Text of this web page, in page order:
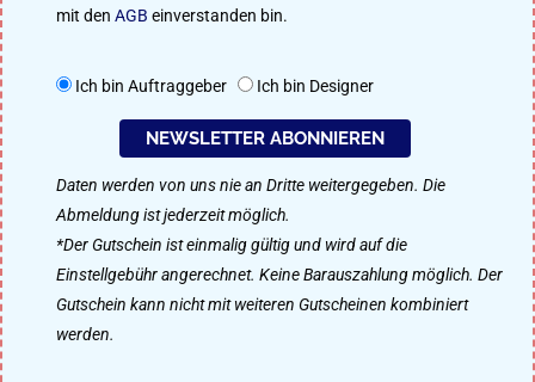
treten im kreativen Wettbewerb um das beste Ergebnis an. Perfekt
So funktioniert designenlassen.de
Als Designer mitmachen
mit den AGB einverstanden bin.
Ich bin Auftraggeber Ich bin Designer
NEWSLETTER ABONNIEREN
Daten werden von uns nie an Dritte weitergegeben. Die
Abmeldung ist jederzeit möglich.
*Der Gutschein ist einmalig gültig und wird auf die
Einstellgebühr angerechnet. Keine Barauszahlung möglich. Der
Gutschein kann nicht mit weiteren Gutscheinen kombiniert
werden.